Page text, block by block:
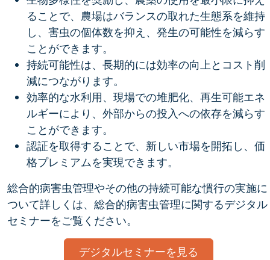
ることで、農場はバランスの取れた生態系を維持
し、害虫の個体数を抑え、発生の可能性を減らす
ことができます。
持続可能性は、長期的には効率の向上とコスト削
減につながります。
効率的な水利用、現場での堆肥化、再生可能エネ
ルギーにより、外部からの投入への依存を減らす
ことができます。
認証を取得することで、新しい市場を開拓し、価
格プレミアムを実現できます。
総合的病害虫管理やその他の持続可能な慣行の実施に
ついて詳しくは、総合的病害虫管理に関するデジタル
セミナーをご覧ください。
デジタルセミナーを見る